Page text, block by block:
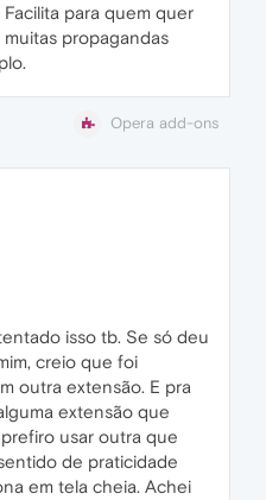
para quem quer
propagandas
Opera add-ons
isso tb. Se só deu
creio que foi
outra extensão. E pra
extensão que
usar outra que
de praticidade
em tela cheia. Achei